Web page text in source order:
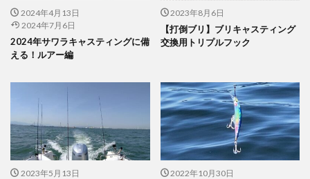
2024年4月13日
2024年7月6日
2024年サワラキャスティングに備
える！ルアー編
2023年8月6日
【打倒ブリ】ブリキャスティング
交換用トリプルフック
2023年5月13日
2022年10月30日